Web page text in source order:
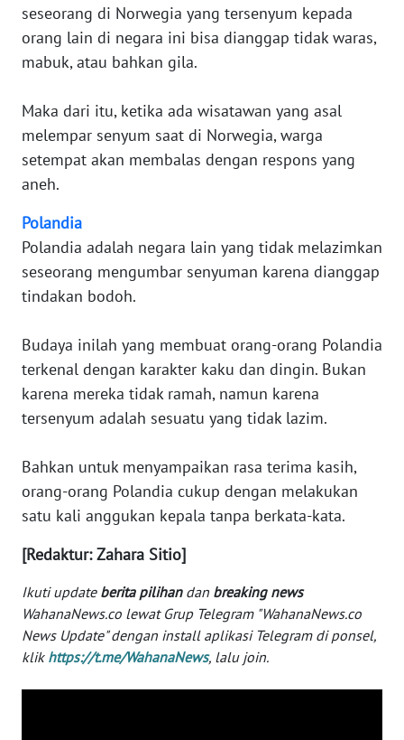
seseorang di Norwegia yang tersenyum kepada
orang lain di negara ini bisa dianggap tidak waras,
mabuk, atau bahkan gila.
Maka dari itu, ketika ada wisatawan yang asal
melempar senyum saat di Norwegia, warga
setempat akan membalas dengan respons yang
aneh.
Polandia
Polandia adalah negara lain yang tidak melazimkan
seseorang mengumbar senyuman karena dianggap
tindakan bodoh.
Budaya inilah yang membuat orang-orang Polandia
terkenal dengan karakter kaku dan dingin. Bukan
karena mereka tidak ramah, namun karena
tersenyum adalah sesuatu yang tidak lazim.
Bahkan untuk menyampaikan rasa terima kasih,
orang-orang Polandia cukup dengan melakukan
satu kali anggukan kepala tanpa berkata-kata.
[Redaktur: Zahara Sitio]
Ikuti update berita pilihandan breaking news
WahanaNews.co lewat Grup Telegram "WahanaNews.co
News Update" dengan install aplikasi Telegram di ponsel,
klik https://t.me/WahanaNews, lalu join.
WN
WN
PAPUA
PAPUA
BARAT
WN
WN
WN
SULTRA
WN
NTB
WN
SULTENG